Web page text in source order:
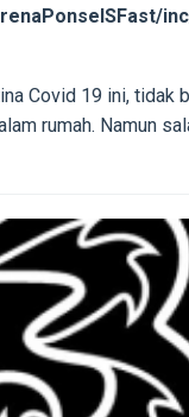
Covid 19 ini, tidak
rumah. Namun